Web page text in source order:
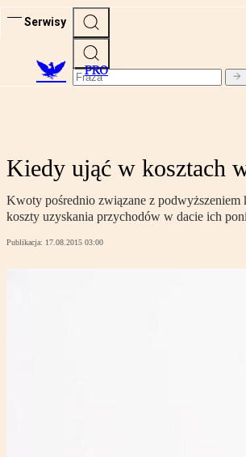
Serwisy
PRO
Kiedy ująć w kosztach
Kwoty pośrednio związane z podwyższeniem
koszty uzyskania przychodów w dacie ich
Publikacja: 17.08.2015 03:00